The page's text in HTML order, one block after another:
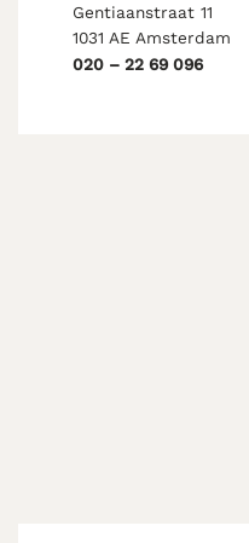
Gentiaanstraat 11
1031 AE Amsterdam
020 – 22 69 096